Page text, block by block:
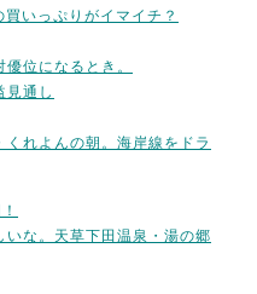
いっぷりがイマイチ？
位になるとき。
見通し
れよんの朝。海岸線をドラ
な。天草下田温泉・湯の郷